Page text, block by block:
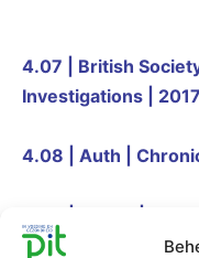
4.07 | British
Investigations | 2017
4.08 | Auth |